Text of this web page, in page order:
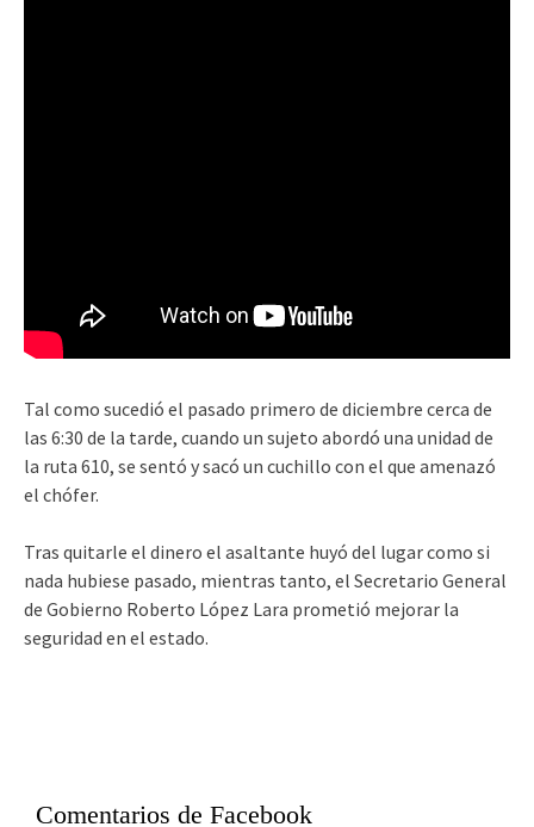
Tal como sucedió el pasado primero de diciembre cerca de
las 6:30 de la tarde, cuando un sujeto abordó una unidad de
la ruta 610, se sentó y sacó un cuchillo con el que amenazó
el chófer.
Tras quitarle el dinero el asaltante huyó del lugar como si
nada hubiese pasado, mientras tanto, el Secretario General
de Gobierno Roberto López Lara prometió mejorar la
seguridad en el estado.
Comentarios de Facebook